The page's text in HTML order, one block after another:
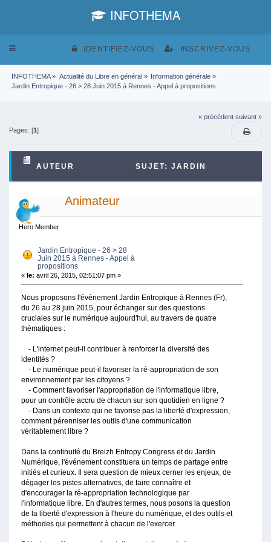
INFOTHEMA
Toggle
IDENTIFIEZ-VOUS INSCRIVEZ-VOUS
INFOTHEMA» Actualité du Libre en général » Information générale»
Jardin Entropique - 26 > 28 Juin 2015 à Rennes - Appel à propositions
« précédent suivant »
Pages: [1]
AUTEUR SUJET: JARDIN
ENTROPIQUE - 26 > 28 JUIN 2015 À RENNES -
APPEL À PROPOSITIONS (LU 3610 FOIS)
Animateur
Hero Member
Jardin Entropique - 26 > 28
Juin 2015 à Rennes - Appel à
propositions
« le: avril 26, 2015, 02:51:07 pm »
Nous proposons l'événement Jardin Entropique à Rennes (Fr),
du 26 au 28 juin 2015, pour échanger sur des questions
cruciales sur le numérique aujourd'hui, au travers de quatre
thématiques :
- L'internet peut-il contribuer à renforcer la diversité des
identités ?
- Le numérique peut-il favoriser la ré-appropriation de son
environnement par les citoyens ?
- Comment favoriser l'appropriation de l'informatique libre,
pour un contrôle accru de chacun sur son quotidien en ligne ?
- Dans un contexte qui ne favorise pas la liberté d'expression,
comment pérenniser les outils d'une communication
véritablement libre ?
Dans la continuité du Breizh Entropy Congress et du Jardin
Numérique, l'événement constituera un temps de partage entre
initiés et curieux. Il sera question de mieux cerner les enjeux, de
dégager les pistes alternatives, de faire connaître et
d'encourager la ré-appropriation technologique par
l'informatique libre. En d'autres termes, nous posons la question
de la liberté d'expression à l'heure du numérique, et des outils et
méthodes qui permettent à chacun de l'exercer.